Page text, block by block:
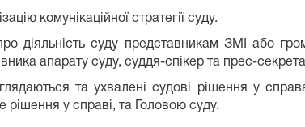
комунікаційної стратегії суду.
діяльність суду представникам ЗМІ або
апарату суду, суддя-спікер та прес-
та ухвалені судові рішення у
рішення у справі, та Головою суду.